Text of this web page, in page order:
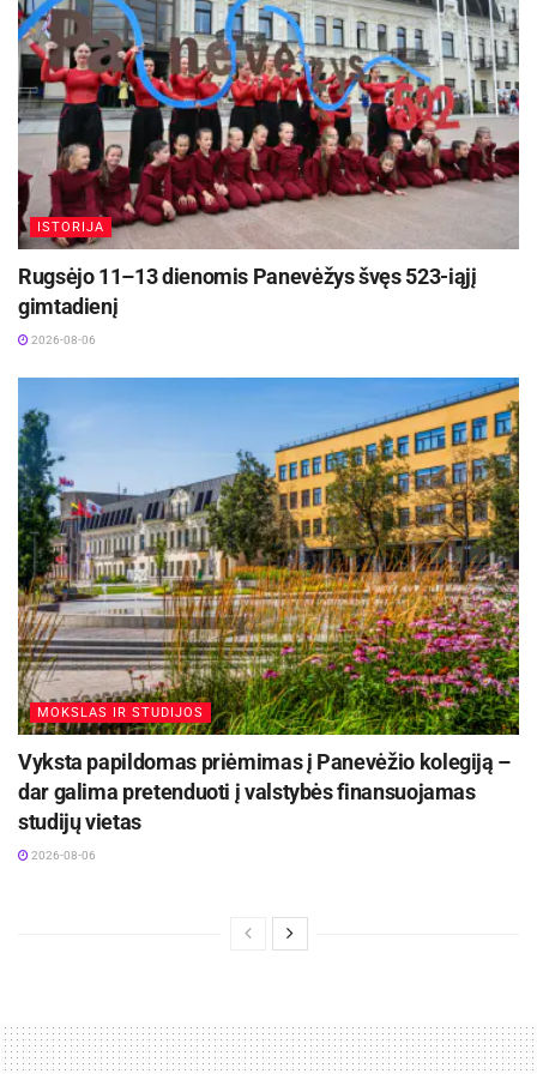
ISTORIJA
Rugsėjo 11–13 dienomis Panevėžys švęs 523-iąjį
gimtadienį
2026-08-06
MOKSLAS IR STUDIJOS
Vyksta papildomas priėmimas į Panevėžio kolegiją –
dar galima pretenduoti į valstybės finansuojamas
studijų vietas
2026-08-06